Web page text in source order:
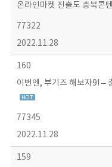
온라인마켓 진출도 충북콘
77322
2022.11.28
160
이번엔, 부기즈 해보자9! –
77345
2022.11.28
159